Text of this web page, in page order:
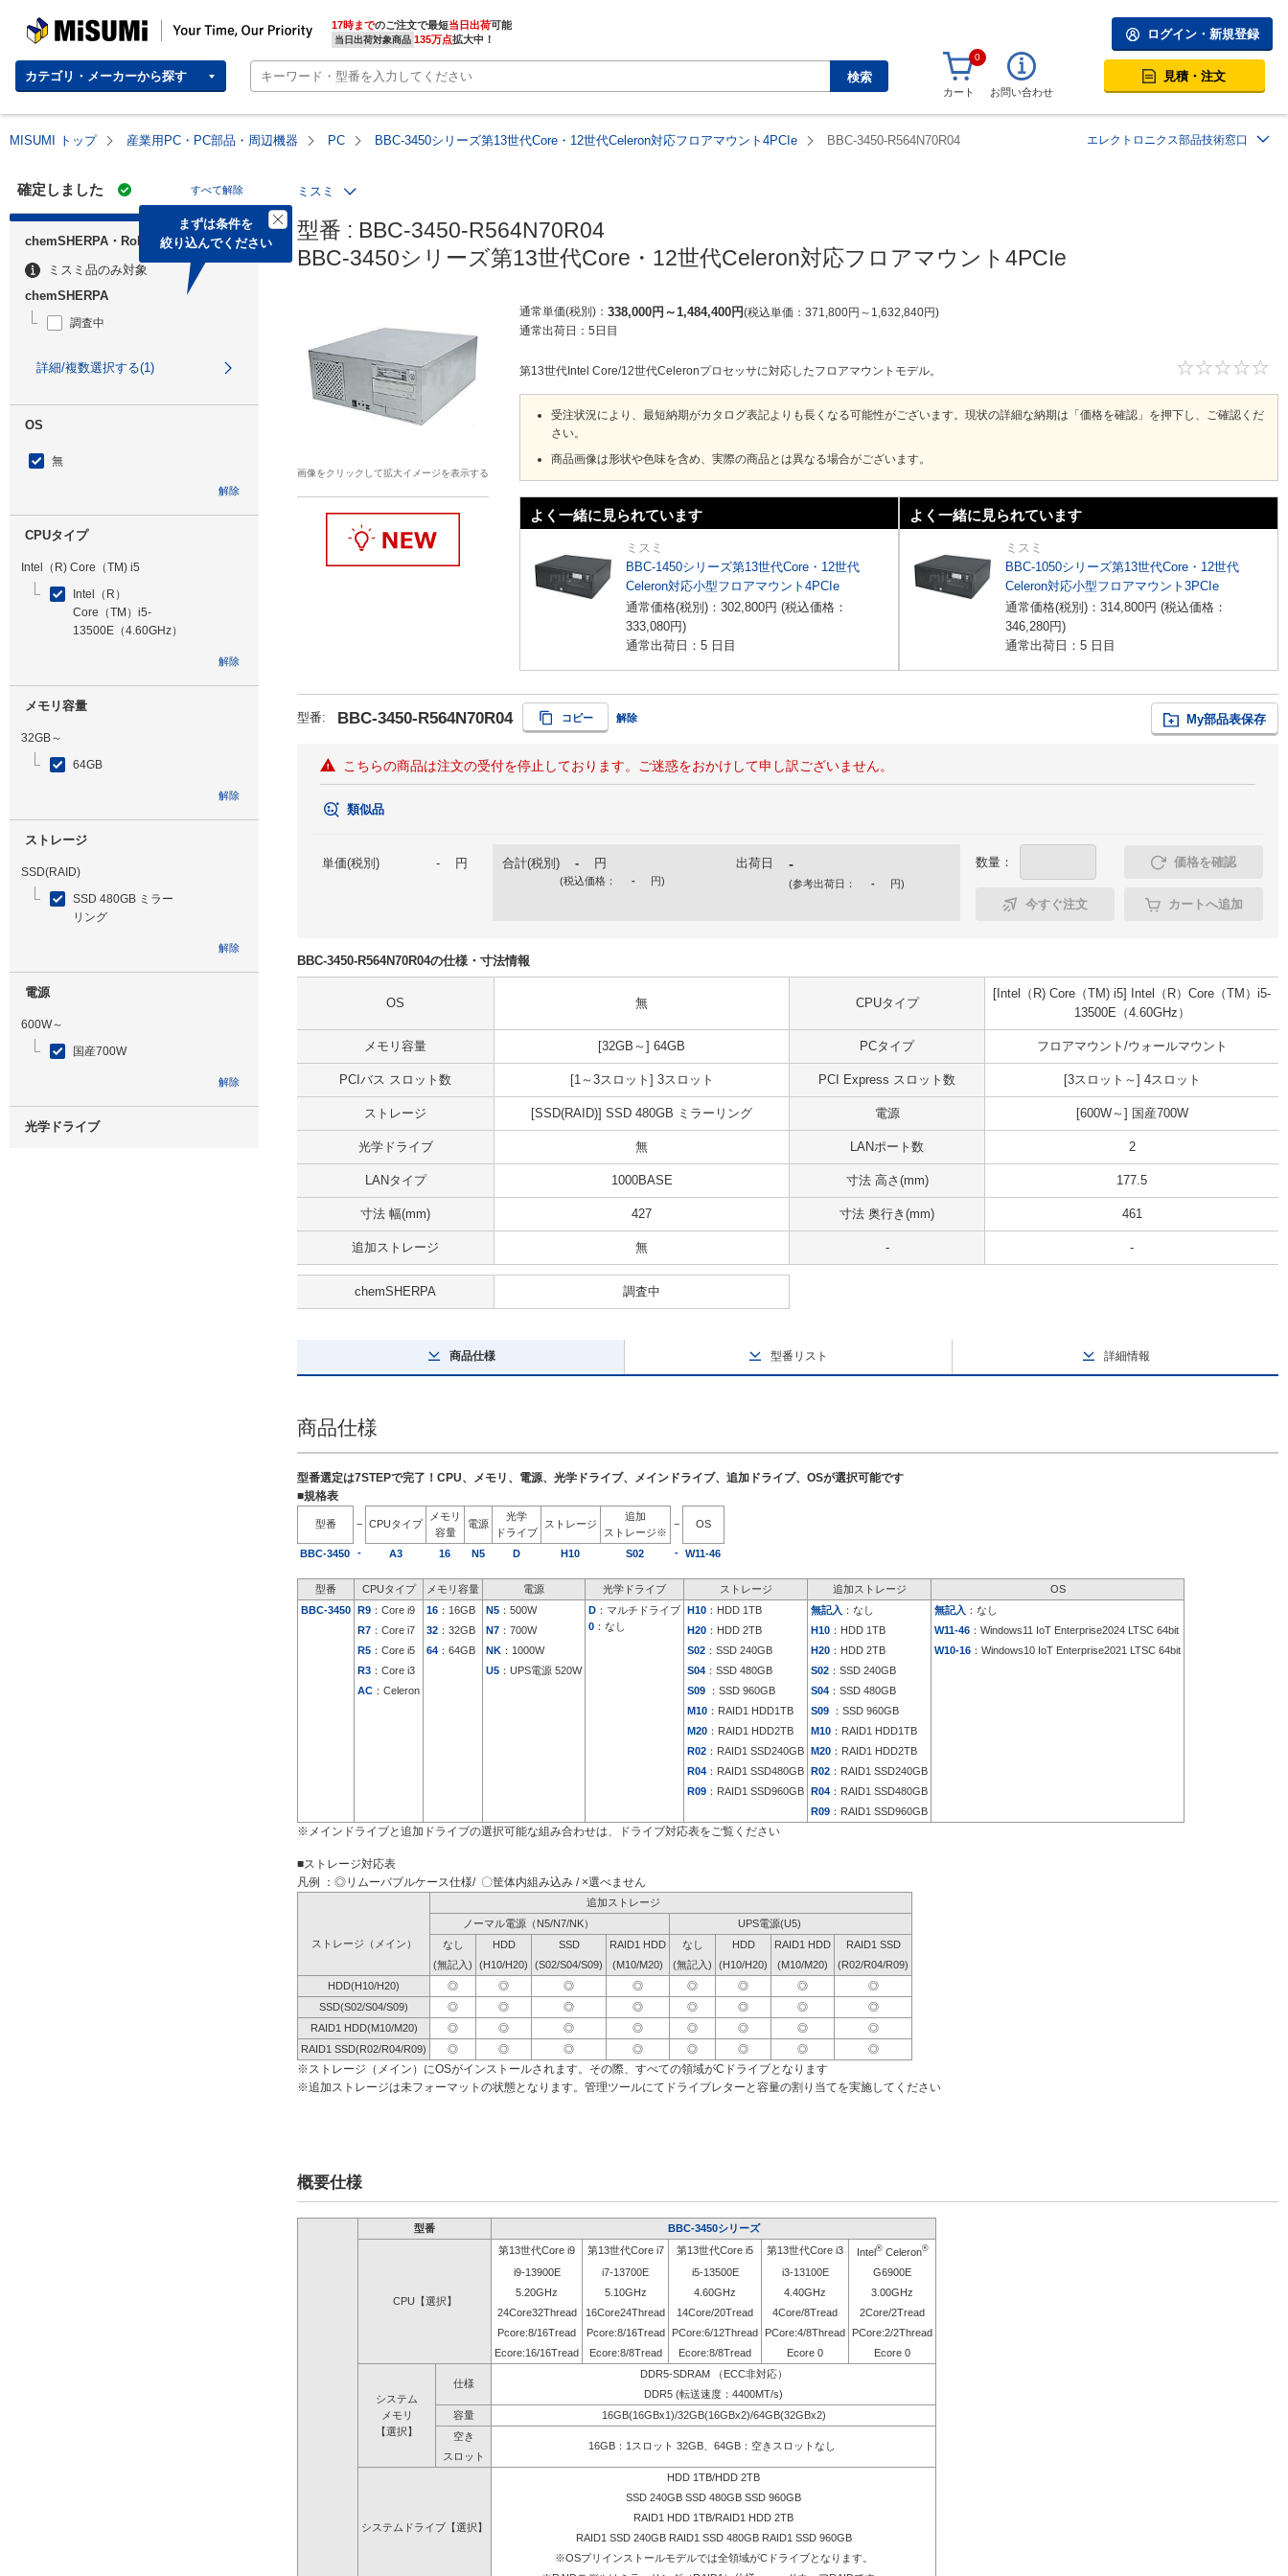
MISUMI | Your Time, Our Priority 17時までのご注文で最短当日出荷
当日出荷対象商品 135万点拡大中！
カテゴリ・メーカーから探す 検索
ログイン・新規登録
0
カート お問い合わせ
見積・注文
MISUMI トップ 産業用PC・PC部品・周辺機器 PC BBC-3450シリーズ第13世代Core・12世代Celeron対応フロアマウント4PCIe BBC-3450-R564N70R04 エレクトロニクス部品技術窓口
確定しました すべて解除
まずは条件を
絞り込んでください
chemSHERPA・RoHS
ミスミ品のみ対象
chemSHERPA
調査中
詳細/複数選択する(1)
OS
無
解除
CPUタイプ
Intel（R) Core（TM) i5
Intel（R）
Core（TM）i5-
13500E（4.60GHz）
解除
メモリ容量
32GB～
64GB
解除
ストレージ
SSD(RAID)
SSD 480GB ミラー
リング
解除
電源
600W～
国産700W
解除
光学ドライブ
ミスミ
型番 : BBC-3450-R564N70R04
BBC-3450シリーズ第13世代Core・12世代Celeron対応フロアマウント4PCIe
画像をクリックして拡大イメージを表示する
通常単価(税別) 338,000円 ～1,484,400円 税込単価 371,800円 ～ 1,632,840円
通常出荷日： 5日目
第13世代Intel Core/12世代Celeronプロセッサに対応したフロアマウントモデル。
受注状況により、最短納期がカタログ表記よりも長くなる可能性がございます。現状の詳細な納期は「価格を確認」を押下し、ご確認くだ
さい。
商品画像は形状や色味を含め、実際の商品とは異なる場合がございます。
よく一緒に見られています
ミスミ
BBC-1450シリーズ第13世代Core・12世代
Celeron対応小型フロアマウント4PCIe
通常価格(税別)： 302,800円 (税込価格：
333,080円)
通常出荷日：5 日目
よく一緒に見られています
ミスミ
BBC-1050シリーズ第13世代Core・12世代
Celeron対応小型フロアマウント3PCIe
通常価格(税別)： 314,800円 (税込価格：
346,280円)
通常出荷日：5 日目
型番: BBC-3450-R564N70R04 コピー 解除 My部品表保存
こちらの商品は注文の受付を停止しております。ご迷惑をおかけして申し訳ございません。
類似品
単価(税別) - 円 合計(税別) - 円
(税込価格： - 円)
出荷日 -
(参考出荷日： - 円)
数量： 価格を確認
今すぐ注文 カートへ追加
BBC-3450-R564N70R04の仕様・寸法情報
OS 無 CPUタイプ
[Intel（R) Core（TM) i5] Intel（R）Core（TM）i5-
13500E（4.60GHz）
メモリ容量 [32GB～] 64GB PCタイプ フロアマウント/ウォールマウント
PCIバス スロット数 [1～3スロット] 3スロット PCI Express スロット数 [3スロット～] 4スロット
ストレージ [SSD(RAID)] SSD 480GB ミラーリング 電源 [600W～] 国産700W
光学ドライブ 無 LANポート数 2
LANタイプ 1000BASE 寸法 高さ(mm) 177.5
寸法 幅(mm) 427 寸法 奥行き(mm) 461
追加ストレージ 無 - -
chemSHERPA 調査中
商品仕様 型番リスト 詳細情報
商品仕様
型番選定は7STEPで完了！CPU、メモリ、電源、光学ドライブ、メインドライブ、追加ドライブ、OSが選択可能です
■規格表
型番 − CPUタイプ
メモリ
容量
電源
光学
ドライブ
ストレージ
追加
ストレージ※
− OS
BBC-3450 - A3 16 N5 D H10 S02 - W11-46
型番 CPUタイプ メモリ容量 電源 光学ドライブ ストレージ 追加ストレージ
OS
BBC-3450 R9 ：Core i9 16 ：16GB N5 ：500W D ：マルチドライブ
0 ：なし
H10 ：HDD 1TB 無記入 ：なし 無記入 ：なし
R7 ：Core i7 32 ：32GB N7 ：700W H20 ：HDD 2TB H10 ：HDD 1TB W11-46 ：Windows11 IoT Enterprise2024 LTSC 64bit
R5 ：Core i5 64 ：64GB NK ：1000W S02 ：SSD 240GB H20 ：HDD 2TB W10-16 ：Windows10 IoT Enterprise2021 LTSC 64bit
R3 ：Core i3 U5 ：UPS電源 520W S04 ：SSD 480GB S02 ：SSD 240GB
AC ：Celeron S09 ：SSD 960GB S04 ：SSD 480GB
M10 ：RAID1 HDD1TB S09 ：SSD 960GB
M20 ：RAID1 HDD2TB M10 ：RAID1 HDD1TB
R02 ：RAID1 SSD240GB M20 ：RAID1 HDD2TB
R04 ：RAID1 SSD480GB R02 ：RAID1 SSD240GB
R09 ：RAID1 SSD960GB R04 ：RAID1 SSD480GB
R09 ：RAID1 SSD960GB
※メインドライブと追加ドライブの選択可能な組み合わせは、ドライブ対応表をご覧ください
■ストレージ対応表
凡例 ：◎リムーバブルケース仕様/ 〇筐体内組み込み / ×選べません
追加ストレージ
ノーマル電源（N5/N7/NK）
UPS電源(U5)
ストレージ（メイン）
なし HDD SSD RAID1 HDD なし HDD RAID1 HDD
RAID1 SSD
(無記入)
(H10/H20) (S02/S04/S09) (M10/M20) (無記入) (H10/H20) (M10/M20)
(R02/R04/R09)
HDD(H10/H20)
◎ ◎ ◎ ◎ ◎ ◎ ◎
◎
SSD(S02/S04/S09)
◎ ◎ ◎ ◎ ◎ ◎ ◎
◎
RAID1 HDD(M10/M20)
◎ ◎ ◎ ◎ ◎ ◎ ◎
◎
RAID1 SSD(R02/R04/R09)
◎ ◎ ◎ ◎ ◎ ◎ ◎ ◎
※ストレージ（メイン）にOSがインストールされます。その際、すべての領域がCドライブとなります
※追加ストレージは未フォーマットの状態となります。管理ツールにてドライブレターと容量の割り当てを実施してください
概要仕様
型番 BBC-3450シリーズ
CPU【選択】
第13世代Core i9 第13世代Core i7 第13世代Core i5 第13世代Core i3 Intel®Celeron®
i9-13900E i7-13700E i5-13500E i3-13100E
G6900E
5.20GHz
5.10GHz 4.60GHz 4.40GHz
3.00GHz
24Core32Thread
16Core24Thread 14Core/20Tread 4Core/8Tread
2Core/2Tread
Pcore:8/16Tread
Pcore:8/16Tread PCore:6/12Thread PCore:4/8Thread
PCore:2/2Thread
Ecore:16/16Tread
Ecore:8/8Tread Ecore:8/8Tread Ecore 0 Ecore 0
システム
メモリ
【選択】
仕様
DDR5-SDRAM （ECC非対応）
DDR5 (転送速度：4400MT/s)
容量
16GB(16GBx1)/32GB(16GBx2)/64GB(32GBx2)
空き
16GB：1スロット 32GB、64GB：空きスロットなし
スロット
システムドライブ【選択】
HDD 1TB/HDD 2TB
SSD 240GB SSD 480GB SSD 960GB
RAID1 HDD 1TB/RAID1 HDD 2TB
RAID1 SSD 240GB RAID1 SSD 480GB RAID1 SSD 960GB
※OSプリインストールモデルでは全領域がCドライブとなります。